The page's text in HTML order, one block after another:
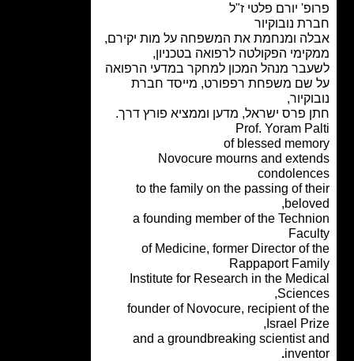
יורם פלטי ז"ל
נובוקיור
ומנחמת את המשפחה על מות יקירם,
הפקולטה לרפואה בטכניון,
מנהל המכון למחקר במדעי הרפואה
משפחת רפפורט, מייסד חברת
פרס ישראל, מדען וממציא פורץ דרך.
Prof. Yoram
of blessed
Novocure mourns and
to the family on the passing of
a founding member of the
of Medicine, former Director of
Rappaport
Institute for Research in the
founder of Novocure, recipient of
Israel
and a groundbreaking scientist
.